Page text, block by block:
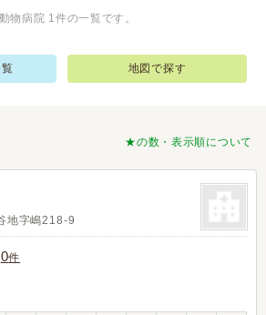
物病院 1件の一覧です。
地図で探す
★の数・表示順について
地字嶋218-9
0件